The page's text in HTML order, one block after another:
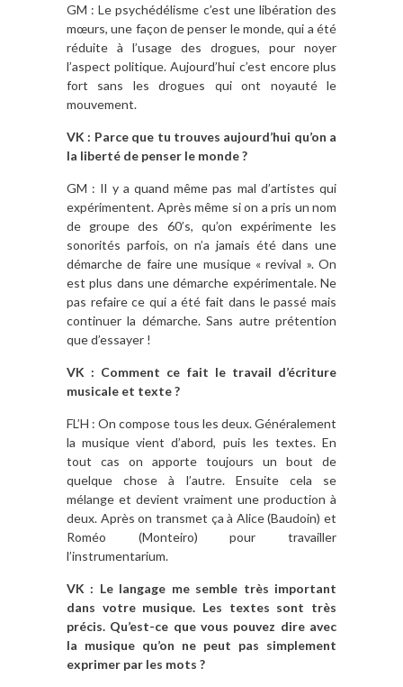
GM : Le psychédélisme c’est une libération des
mœurs, une façon de penser le monde, qui a été
réduite à l’usage des drogues, pour noyer
l’aspect politique. Aujourd’hui c’est encore plus
fort sans les drogues qui ont noyauté le
mouvement.
VK : Parce que tu trouves aujourd’hui qu’on a
la liberté de penser le monde ?
GM : Il y a quand même pas mal d’artistes qui
expérimentent. Après même si on a pris un nom
de groupe des 60’s, qu’on expérimente les
sonorités parfois, on n’a jamais été dans une
démarche de faire une musique « revival ». On
est plus dans une démarche expérimentale. Ne
pas refaire ce qui a été fait dans le passé mais
continuer la démarche. Sans autre prétention
que d’essayer !
VK : Comment ce fait le travail d’écriture
musicale et texte ?
FL’H : On compose tous les deux. Généralement
la musique vient d’abord, puis les textes. En
tout cas on apporte toujours un bout de
quelque chose à l’autre. Ensuite cela se
mélange et devient vraiment une production à
deux. Après on transmet ça à Alice (Baudoin) et
Roméo (Monteiro) pour travailler
l’instrumentarium.
VK : Le langage me semble très important
dans votre musique. Les textes sont très
précis. Qu’est-ce que vous pouvez dire avec
la musique qu’on ne peut pas simplement
exprimer par les mots ?